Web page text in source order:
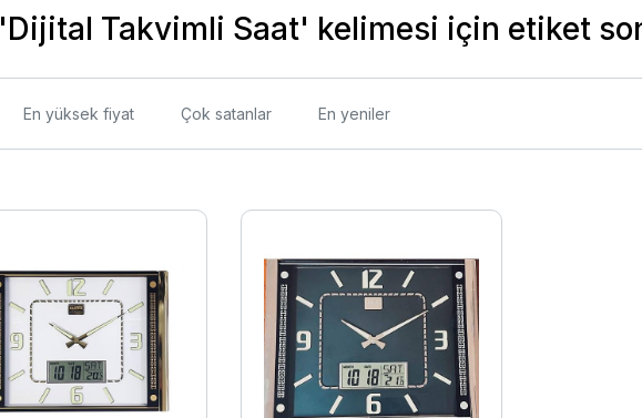
'Dijital Takvimli Saat' kelimesi için etiket
En yüksek fiyat Çok satanlar En yeniler